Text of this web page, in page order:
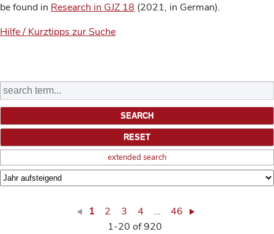
be found in Research in GJZ 18 (2021, in German).
Hilfe / Kurztipps zur Suche
extended search
1 2 3 4 …
46
1-20 of 920